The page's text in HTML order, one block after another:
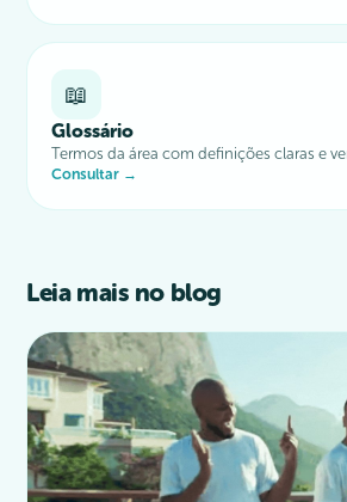
📖
Glossário
Termos da área com definições claras e
Consultar →
Leia mais no blog